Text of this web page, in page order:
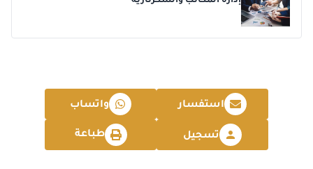
استفسار واتساب
تسجيل طباعة